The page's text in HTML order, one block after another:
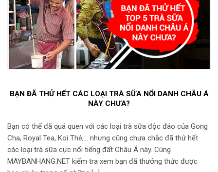
BẠN ĐÃ THỬ HẾT CÁC LOẠI TRÀ SỮA NỔI DANH CHÂU Á
NÀY CHƯA?
Bạn có thể đã quá quen với các loại trà sữa độc đáo của Gong
Cha, Royal Tea, Koi Thé,... nhưng cũng chưa chắc đã thử hết
các loại trà sữa cực nổi tiếng đất Châu Á này. Cùng
MAYBANHANG.NET kiểm tra xem bạn đã thưởng thức được